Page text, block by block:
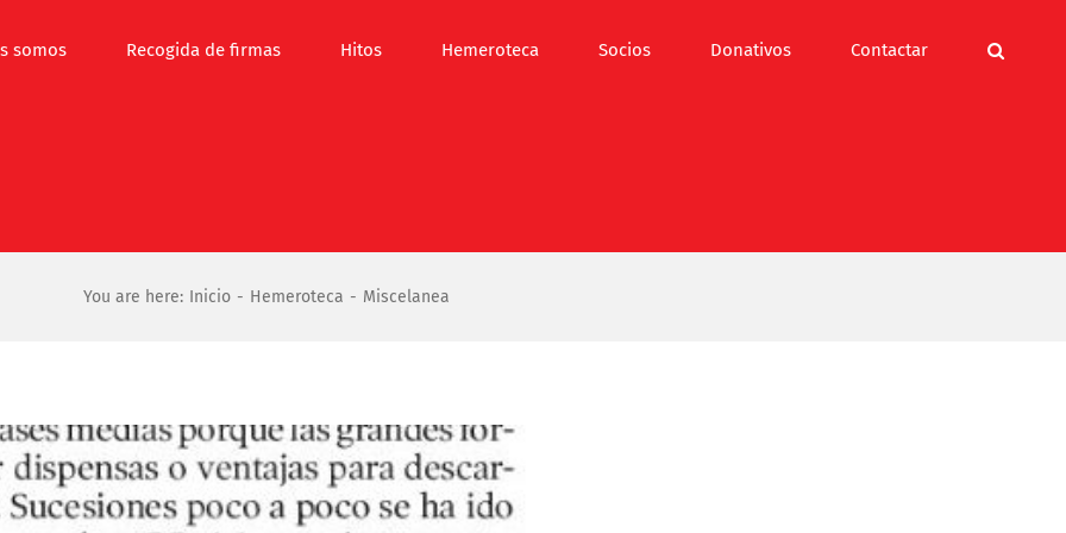
somos Recogida de firmas Hitos Hemeroteca Socios Donativos Contactar
You are here: Inicio Hemeroteca Miscelanea